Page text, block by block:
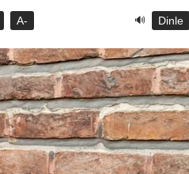
A- 🔊 Dinle